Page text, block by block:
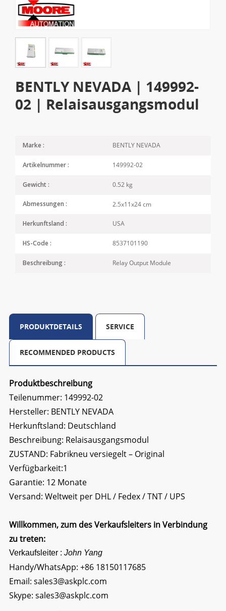
BENTLY NEVADA | 149992-
02 | Relaisausgangsmodul
Marke : BENTLY NEVADA
Artikelnummer : 149992-02
Gewicht : 0.52 kg
Abmessungen : 2.5x11x24 cm
Herkunftsland : USA
HS-Code : 8537101190
Beschreibung : Relay Output Module
PRODUKTDETAILS SERVICE
RECOMMENDED PRODUCTS
Produktbeschreibung
Teilenummer: 149992-02
Hersteller: BENTLY NEVADA
Herkunftsland: Deutschland
Beschreibung: Relaisausgangsmodul
ZUSTAND: Fabrikneu versiegelt – Original
Verfügbarkeit:1
Garantie: 12 Monate
Versand: Weltweit per DHL / Fedex / TNT / UPS
Willkommen, zum des Verkaufsleiters in Verbindung
zu treten:
Verkaufsleiter : John Yang
Handy/WhatsApp: +86 18150117685
Email: sales3@askplc.com
Skype: sales3@askplc.com